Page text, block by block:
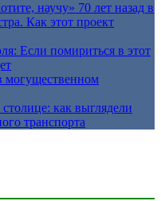
научу» 70 лет назад в
Как этот проект
Если помириться в этот
могущественном
как выглядели
транспорта